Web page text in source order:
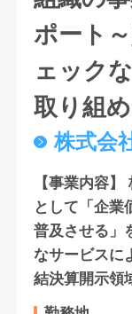
ポート
ェック
取り組
株式会
【事業内容
として「企業
普及させる」
なサービスに
結決算開示領